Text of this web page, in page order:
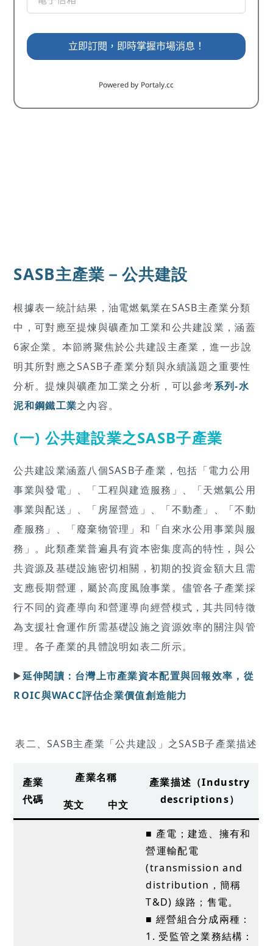
SASB主產業－公共建設
根據表一統計結果，油電燃氣業在SASB主產業分類
中，可對應至提煉與礦產加工業和公共建設業，涵蓋
6家企業。本節將聚焦於公共建設主產業，進一步說
明其所對應之SASB子產業分類與永續議題之重要性
分析。提煉與礦產加工業之分析，可以參考系列-水
泥和鋼鐵工業之內容。
(一) 公共建設業之SASB子產業
公共建設業涵蓋八個SASB子產業，包括「電力公用
事業與發電」、「工程與建造服務」、「天燃氣公用
事業與配送」、「房屋營造」、「不動產」、「不動
產服務」、「廢棄物管理」和「自來水公用事業與服
務」。此類產業普遍具有資本密集度高的特性，與公
共資源及基礎設施密切相關，初期的投資金額大且需
支應長期營運，屬於高度風險事業。儘管各子產業採
行不同的資產導向和營運導向經營模式，其共同特徵
為支援社會運作所需基礎設施之資源效率的關注與管
理。各子產業的具體說明如表二所示。
▶️延伸閱讀：台灣上市產業資本配置與回報效率，從
ROIC與WACC評估企業價值創造能力
表二、SASB主產業「公共建設」之SASB子產業描述
產業
代碼
產業名稱
產業描述（Industry
descriptions）
英文 中文
■ 產電；建造、擁有和
營運輸配電
(transmission and
distribution，簡稱
T&D) 線路；售電。
■ 經營組合分成兩種：
1. 受監管之業務結構：